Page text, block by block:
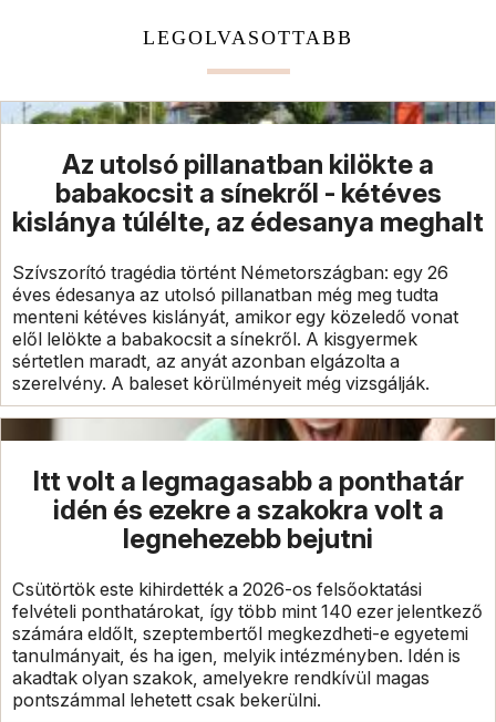
LEGOLVASOTTABB
Az utolsó pillanatban kilökte a
babakocsit a sínekről - kétéves
kislánya túlélte, az édesanya meghalt
Szívszorító tragédia történt Németországban: egy 26
éves édesanya az utolsó pillanatban még meg tudta
menteni kétéves kislányát, amikor egy közeledő vonat
elől lelökte a babakocsit a sínekről. A kisgyermek
sértetlen maradt, az anyát azonban elgázolta a
szerelvény. A baleset körülményeit még vizsgálják.
Itt volt a legmagasabb a ponthatár
idén és ezekre a szakokra volt a
legnehezebb bejutni
Csütörtök este kihirdették a 2026-os felsőoktatási
felvételi ponthatárokat, így több mint 140 ezer jelentkező
számára eldőlt, szeptembertől megkezdheti-e egyetemi
tanulmányait, és ha igen, melyik intézményben. Idén is
akadtak olyan szakok, amelyekre rendkívül magas
pontszámmal lehetett csak bekerülni.